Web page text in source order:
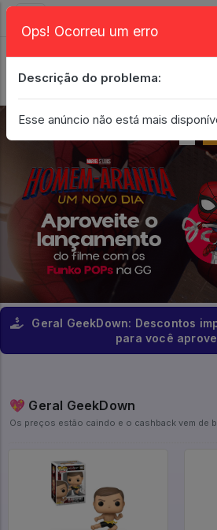
Geral GeekDown: Descontos
para você
💖 Geral GeekDown
Os preços estão caindo e o cashback vem de
Ops! Ocorreu um erro
Descrição do problema:
Esse anúncio não está mais